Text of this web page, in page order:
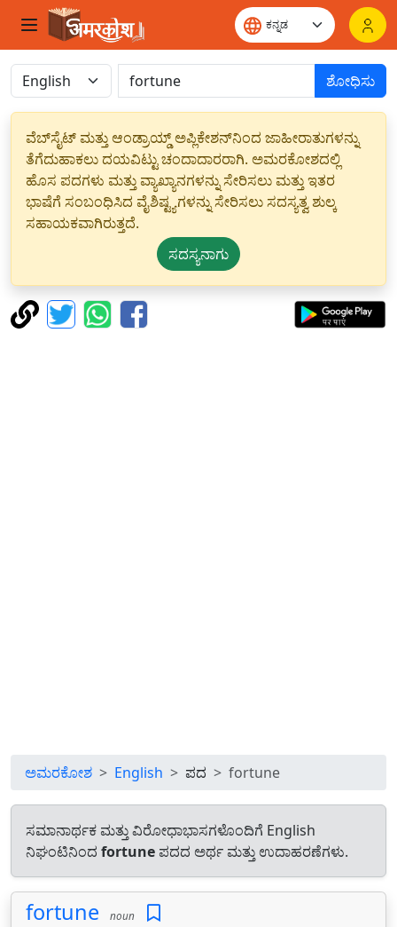
ಶೋಧಿಸು
ವೆಬ್‌ಸೈಟ್ ಮತ್ತು ಆಂಡ್ರಾಯ್ಡ್ ಅಪ್ಲಿಕೇಶನ್‌ನಿಂದ ಜಾಹೀರಾತುಗಳನ್ನು
ತೆಗೆದುಹಾಕಲು ದಯವಿಟ್ಟು ಚಂದಾದಾರರಾಗಿ. ಅಮರಕೋಶದಲ್ಲಿ
ಹೊಸ ಪದಗಳು ಮತ್ತು ವ್ಯಾಖ್ಯಾನಗಳನ್ನು ಸೇರಿಸಲು ಮತ್ತು ಇತರ
ಭಾಷೆಗೆ ಸಂಬಂಧಿಸಿದ ವೈಶಿಷ್ಟ್ಯಗಳನ್ನು ಸೇರಿಸಲು ಸದಸ್ಯತ್ವ ಶುಲ್ಕ
ಸಹಾಯಕವಾಗಿರುತ್ತದೆ.
ಸದಸ್ಯನಾಗು
ಅಮರಕೋಶ English ಪದ fortune
ಸಮಾನಾರ್ಥಕ ಮತ್ತು ವಿರೋಧಾಭಾಸಗಳೊಂದಿಗೆ English
ನಿಘಂಟಿನಿಂದ fortune ಪದದ ಅರ್ಥ ಮತ್ತು ಉದಾಹರಣೆಗಳು.
fortune noun